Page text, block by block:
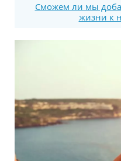
Сможем ли мы
жизни к